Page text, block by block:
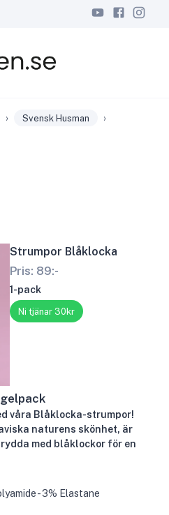
› Svensk Husman ›
Strumpor Blåklocka
Pris: 89:-
1-pack
Ni tjänar 30kr
våra Blåklocka-strumpor!
naturens skönhet, är
med blåklockor för en
- 3% Elastane